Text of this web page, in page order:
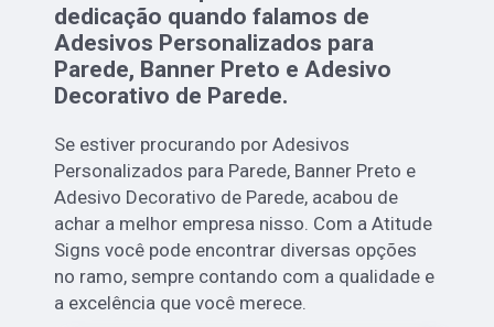
dedicação quando falamos de
Adesivos Personalizados para
Parede, Banner Preto e Adesivo
Decorativo de Parede.
Se estiver procurando por Adesivos
Personalizados para Parede, Banner Preto e
Adesivo Decorativo de Parede, acabou de
achar a melhor empresa nisso. Com a Atitude
Signs você pode encontrar diversas opções
no ramo, sempre contando com a qualidade e
a excelência que você merece.